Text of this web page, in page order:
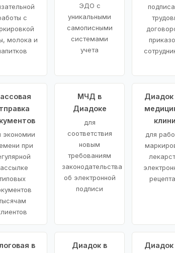
с
молока и
ЭДО с
уникальными
самописными
системами
учета
экономии
при
МЧД в
Диадоке
для
соответствия
новым
требованиям
законодательства
об электронной
подписи
Диадок
для
в
Диадок в
Диадок